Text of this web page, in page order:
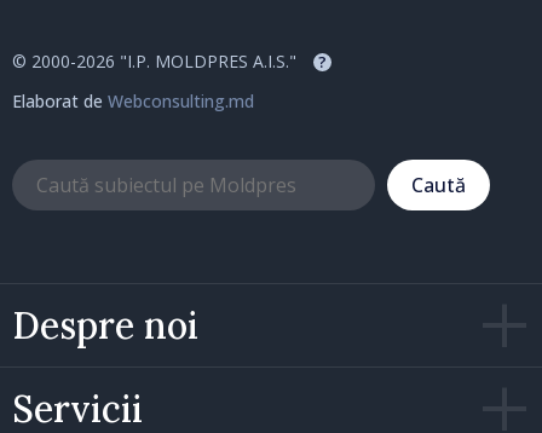
Despre noi
Servicii
© 2000-2026 "I.P. MOLDPRES A.I.S." ?
Elaborat de Webconsulting.md
Caută